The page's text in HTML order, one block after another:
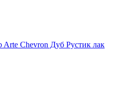
Arte Chevron Дуб Рустик лак